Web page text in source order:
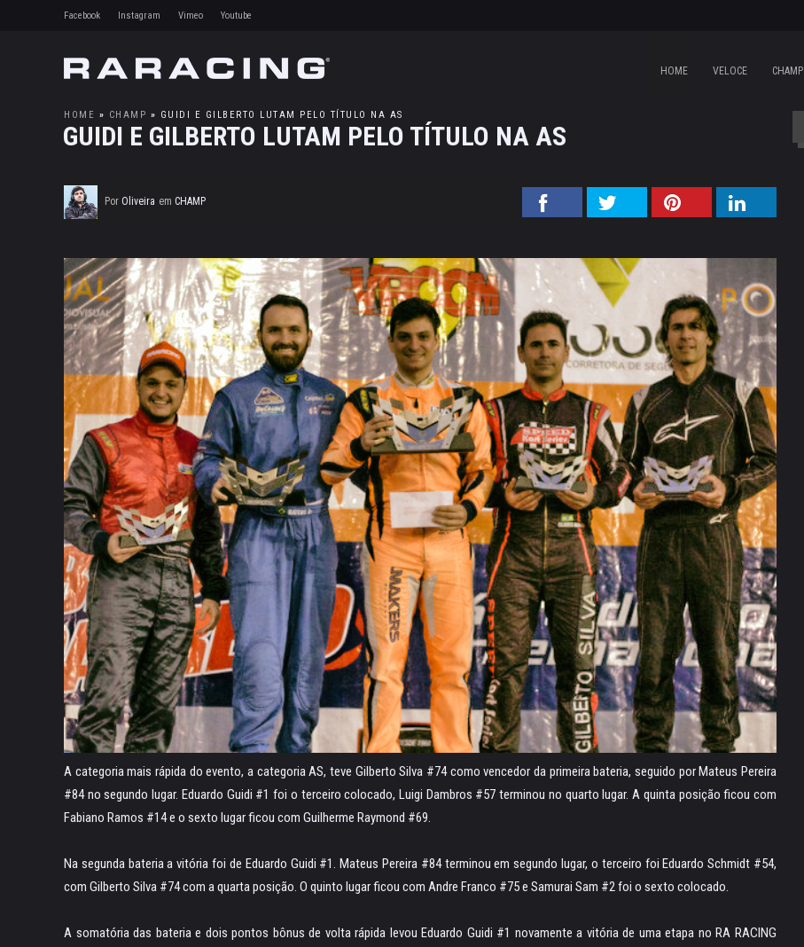
Facebook Instagram Vimeo Youtube
HOME VELOCE CHAMP
HOME » CHAMP » GUIDI E GILBERTO LUTAM PELO TÍTULO NA AS
GUIDI E GILBERTO LUTAM PELO TÍTULO NA AS
Por Oliveira em CHAMP
A categoria mais rápida do evento, a categoria AS, teve Gilberto Silva #74 como vencedor da primeira bateria, seguido por Mateus Pereira
#84 no segundo lugar. Eduardo Guidi #1 foi o terceiro colocado, Luigi Dambros #57 terminou no quarto lugar. A quinta posição ficou com
Fabiano Ramos #14 e o sexto lugar ficou com Guilherme Raymond #69.
Na segunda bateria a vitória foi de Eduardo Guidi #1. Mateus Pereira #84 terminou em segundo lugar, o terceiro foi Eduardo Schmidt #54,
com Gilberto Silva #74 com a quarta posição. O quinto lugar ficou com Andre Franco #75 e Samurai Sam #2 foi o sexto colocado.
A somatória das bateria e dois pontos bônus de volta rápida levou Eduardo Guidi #1 novamente a vitória de uma etapa no RA RACING